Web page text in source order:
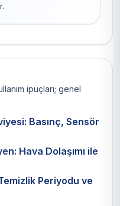
ipuçları; genel
Basınç, Sensör
Hava Dolaşımı ile
Periyodu ve